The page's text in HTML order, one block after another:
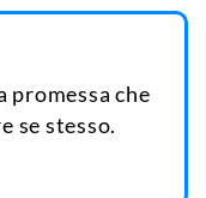
promessa che
se stesso.